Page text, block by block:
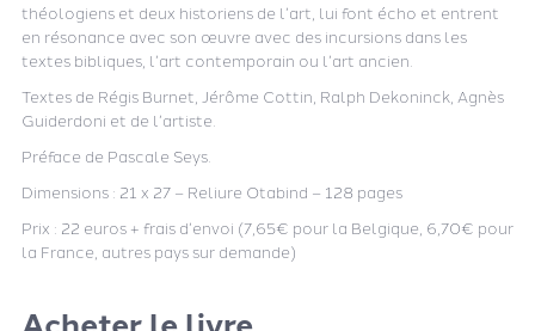
théologiens et deux historiens de l’art, lui font écho et entrent
en résonance avec son œuvre avec des incursions dans les
textes bibliques, l’art contemporain ou l’art ancien.
Textes de Régis Burnet, Jérôme Cottin, Ralph Dekoninck, Agnès
Guiderdoni et de l’artiste.
Préface de Pascale Seys.
Dimensions : 21 x 27 – Reliure Otabind – 128 pages
Prix : 22 euros + frais d’envoi (7,65€ pour la Belgique, 6,70€ pour
la France, autres pays sur demande)